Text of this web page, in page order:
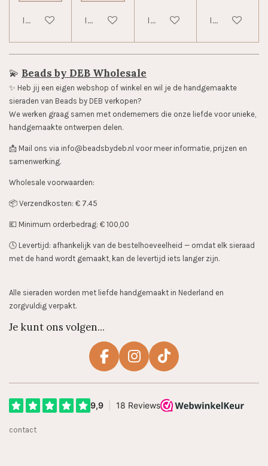
In winkelwagenIn winkelwagenIn winkelwagenIn
💫 Beads by DEB Wholesale
✨️ Heb jij een eigen webshop of winkel en wil je de handgemaakte
sieraden van Beads by DEB verkopen?
We werken graag samen met ondernemers die onze liefde voor unieke,
handgemaakte ontwerpen delen.
📩 Mail ons via info@beadsbydeb.nl voor meer informatie, prijzen en
samenwerking.
Wholesale voorwaarden:
📦 Verzendkosten: € 7.45
💶 Minimum orderbedrag: € 100,00
🕓 Levertijd: afhankelijk van de bestelhoeveelheid — omdat elk sieraad
met de hand wordt gemaakt, kan de levertijd iets langer zijn.
Alle sieraden worden met liefde handgemaakt in Nederland en
zorgvuldig verpakt.
Je kunt ons volgen...
F
e
I
t
T
T
contact